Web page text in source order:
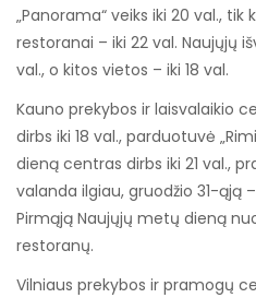
„Panorama“ veiks iki 20 val.,
restoranai – iki 22 val. Naujųjų
val., o kitos vietos – iki 18 val.
Kauno prekybos ir laisvalaikio
dirbs iki 18 val., parduotuvė
dieną centras dirbs iki 21 val.,
valanda ilgiau, gruodžio 31-ąją –
Pirmąją Naujųjų metų dieną
restoranų.
Vilniaus prekybos ir pramogų